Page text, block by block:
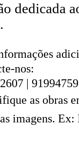
dedicada
nos:
|
as obras
imagens. Ex: